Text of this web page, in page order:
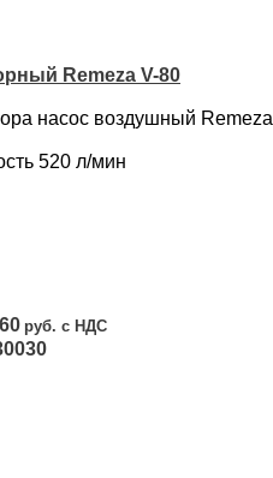
Remeza V-80
насос воздушный Remeza
520 л/мин